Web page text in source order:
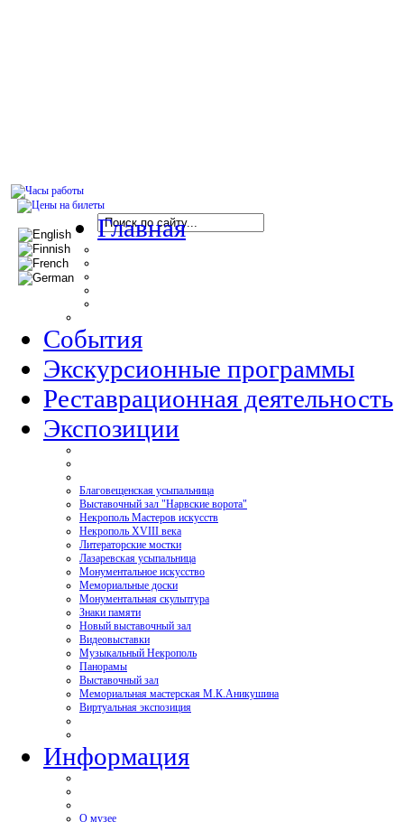
Главная
События
Экскурсионные программы
Реставрационная деятельность
Экспозиции
Благовещенская усыпальница
Выставочный зал "Нарвские ворота"
Некрополь Мастеров искусств
Некрополь XVIII века
Литераторские мостки
Лазаревская усыпальница
Монументальное искусство
Мемориальные доски
Монументальная скульптура
Знаки памяти
Новый выставочный зал
Видеовыставки
Музыкальный Некрополь
Панорамы
Выставочный зал
Мемориальная мастерская М.К.Аникушина
Виртуальная экспозиция
Информация
О музее